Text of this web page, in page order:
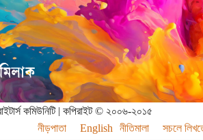
কমিউনিটি | কপিরাইট © ২০০৬-২০১৫
নীড়পাতা
English নীতিমালা সচলে